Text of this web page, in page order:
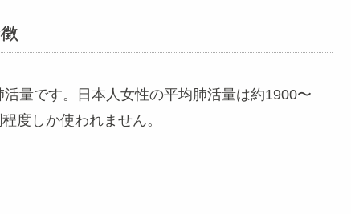
量です。日本人女性の平均肺活量は約1900〜
度しか使われません。